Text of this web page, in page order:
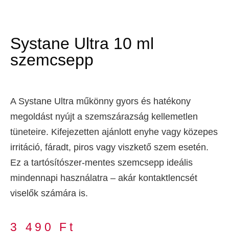
Systane Ultra 10 ml
szemcsepp
A Systane Ultra műkönny gyors és hatékony
megoldást nyújt a szemszárazság kellemetlen
tüneteire. Kifejezetten ajánlott enyhe vagy közepes
irritáció, fáradt, piros vagy viszkető szem esetén.
Ez a tartósítószer-mentes szemcsepp ideális
mindennapi használatra – akár kontaktlencsét
viselők számára is.
3 490 Ft